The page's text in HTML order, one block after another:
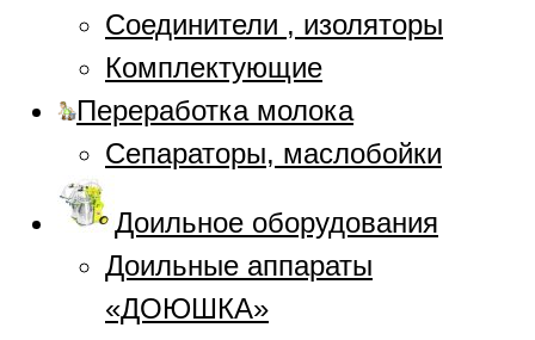
Соединители , изоляторы
Комплектующие
Переработка молока
Сепараторы, маслобойки
Доильное оборудования
Доильные аппараты
«ДОЮШКА»